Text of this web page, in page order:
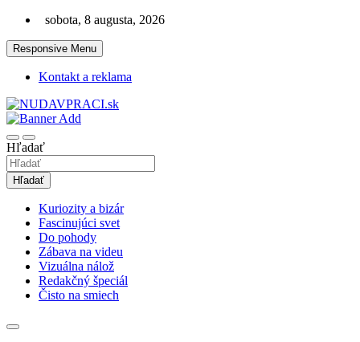
Skip
content
sobota, 8 augusta, 2026
Responsive Menu
Kontakt a reklama
nudaVpráci.sk
Hľadať
Hľadať
Kuriozity a bizár
Fascinujúci svet
Do pohody
Zábava na videu
Vizuálna nálož
Redakčný špeciál
Čisto na smiech